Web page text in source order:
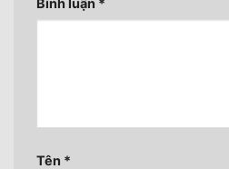
Bình luận *
Tên *